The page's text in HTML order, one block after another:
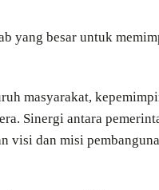
yang besar untuk
masyarakat,
Sinergi antara
visi dan misi